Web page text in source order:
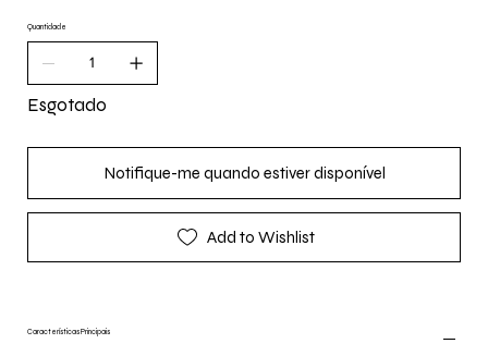
Quantidade
Esgotado
Notifique-me quando estiver disponível
Add to Wishlist
Características Principais